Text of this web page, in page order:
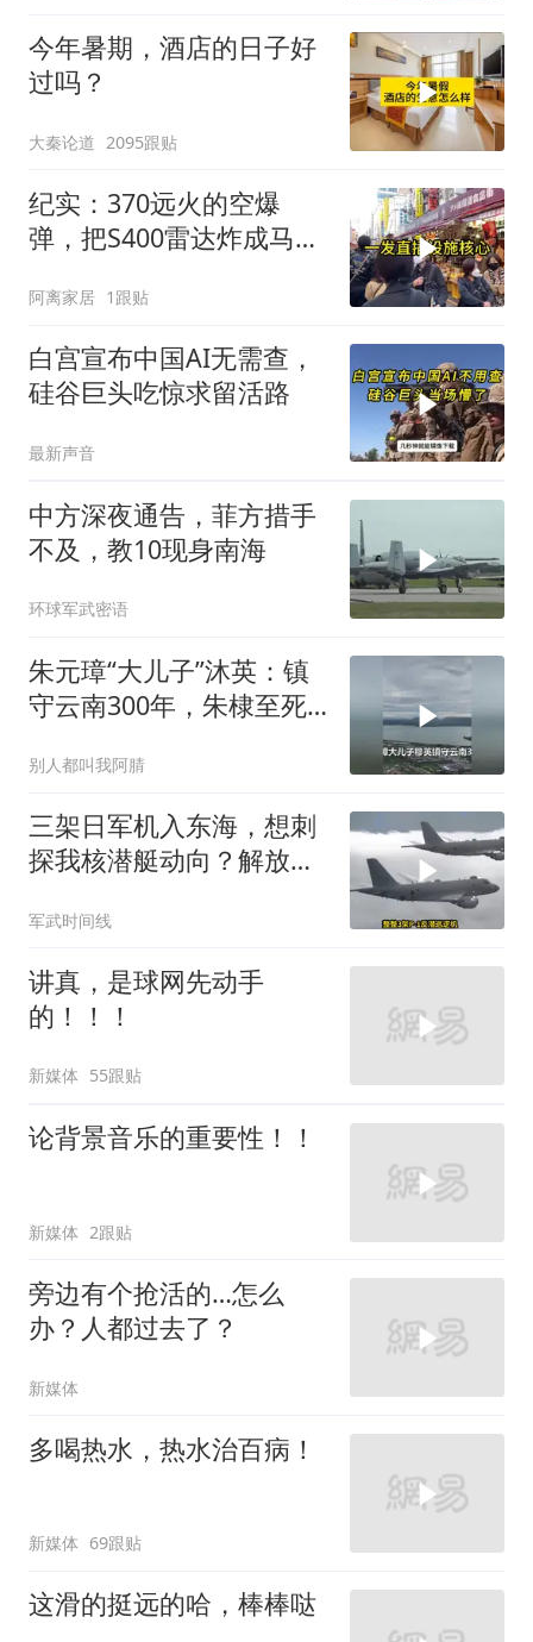
今年暑期，酒店的日子好
过吗？
大秦论道 2095跟贴
纪实：370远火的空爆
弹，把S400雷达炸成马蜂
了
阿离家居 1跟贴
白宫宣布中国AI无需查，
硅谷巨头吃惊求留活路
最新声音
中方深夜通告，菲方措手
不及，教10现身南海
环球军武密语
朱元璋“大儿子”沐英：镇
守云南300年，朱棣至死
别人都叫我阿腈
三架日军机入东海，想刺
探我核潜艇动向？解放军
军武时间线
讲真，是球网先动手
的！！！
新媒体 55跟贴
论背景音乐的重要性！！
新媒体 2跟贴
旁边有个抢活的…怎么
办？人都过去了？
新媒体
多喝热水，热水治百病！
新媒体 69跟贴
这滑的挺远的哈，棒棒哒